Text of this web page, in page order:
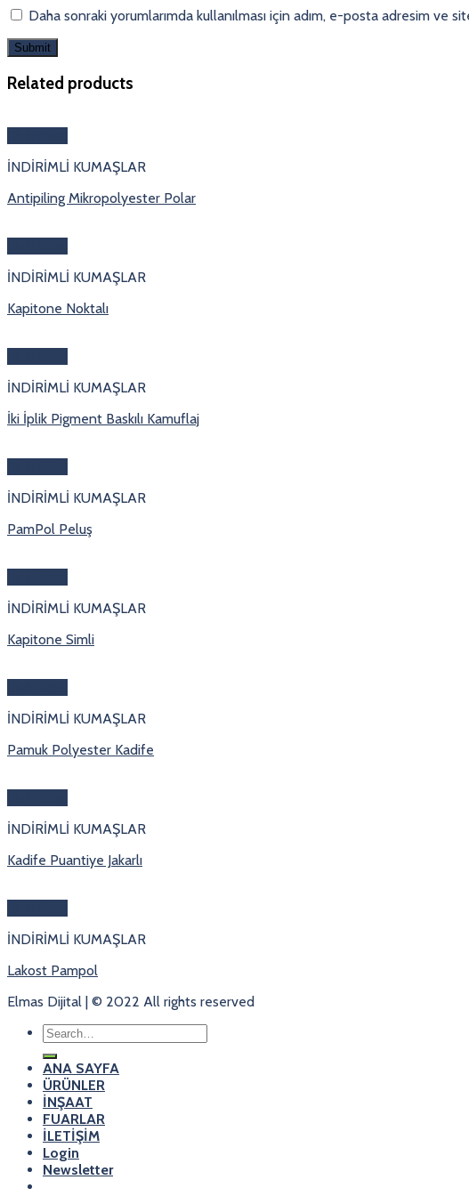
Daha sonraki yorumlarımda kullanılması için adım, e-posta adresim ve
Related products
İNDİRİMLİ KUMAŞLAR
Antipiling Mikropolyester Polar
İNDİRİMLİ KUMAŞLAR
Kapitone Noktalı
İNDİRİMLİ KUMAŞLAR
İki İplik Pigment Baskılı Kamuflaj
İNDİRİMLİ KUMAŞLAR
PamPol Peluş
İNDİRİMLİ KUMAŞLAR
Kapitone Simli
İNDİRİMLİ KUMAŞLAR
Pamuk Polyester Kadife
İNDİRİMLİ KUMAŞLAR
Kadife Puantiye Jakarlı
İNDİRİMLİ KUMAŞLAR
Lakost Pampol
Elmas Dijital | © 2022 All rights reserved
Search
ANA SAYFA
ÜRÜNLER
İNŞAAT
FUARLAR
İLETİŞİM
Login
Newsletter